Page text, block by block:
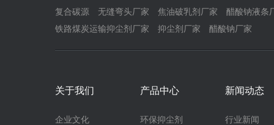
复合碳源
无缝弯头厂家 焦油破乳剂厂家
醋酸钠液条
铁路煤炭运输抑尘剂厂家
抑尘剂厂家 醋酸钠厂家
关于我们
企业文化
产品中心
环保抑尘剂
新闻动态
行业新闻